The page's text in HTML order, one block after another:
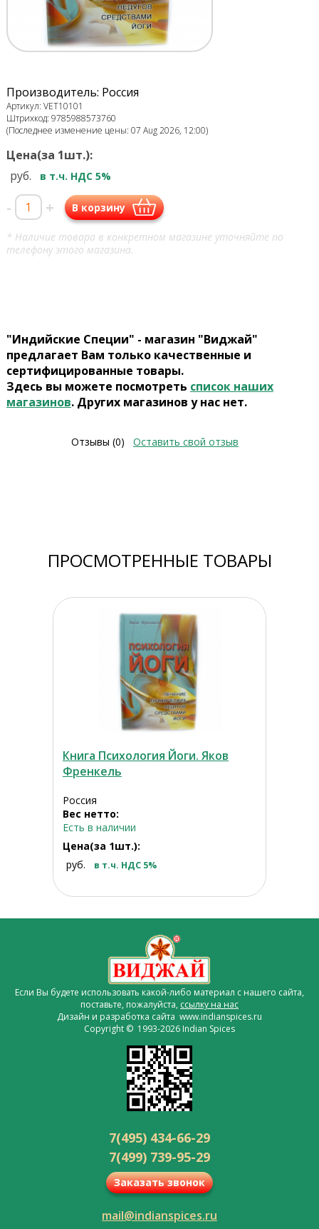
Производитель: Россия
Артикул: VET10101
Штрихкод: 9785988573760
(Последнее изменение цены: 07 Aug 2026, 12:00)
Цена(за 1шт.):
руб.
в т.ч. НДС 5%
- + В корзину
* Наличие товара в конкретном магазине уточняйте по
телефону этого магазина.
"Индийские Специи" - магазин "Виджай"
предлагает Вам только качественные и
сертифицированные товары.
Здесь вы можете посмотреть список наших
магазинов. Других магазинов у нас нет.
Отзывы (0) Оставить свой отзыв
ПРОСМОТРЕННЫЕ ТОВАРЫ
Книга Психология Йоги. Яков
Френкель
Россия
Вес нетто:
Есть в наличии
Цена(за 1шт.):
руб.
в т.ч. НДС 5%
Если Вы будете использовать какой-либо материал с нашего сайта,
поставьте, пожалуйста, ссылку на нас
Дизайн и разработка сайта www.indianspices.ru
Copyright © 1993-2026 Indian Spices
7(495) 434-66-29
7(499) 739-95-29
Заказать звонок
mail@indianspices.ru